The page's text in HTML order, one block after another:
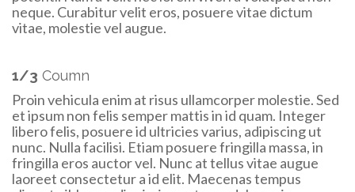
neque. Curabitur velit eros, posuere vitae dictum
vitae, molestie vel augue.
1/3 Coumn
Proin vehicula enim at risus ullamcorper molestie. Sed
et ipsum non felis semper mattis in id quam. Integer
libero felis, posuere id ultricies varius, adipiscing ut
nunc. Nulla facilisi. Etiam posuere fringilla massa, in
fringilla eros auctor vel. Nunc at tellus vitae augue
laoreet consectetur a id elit. Maecenas tempus